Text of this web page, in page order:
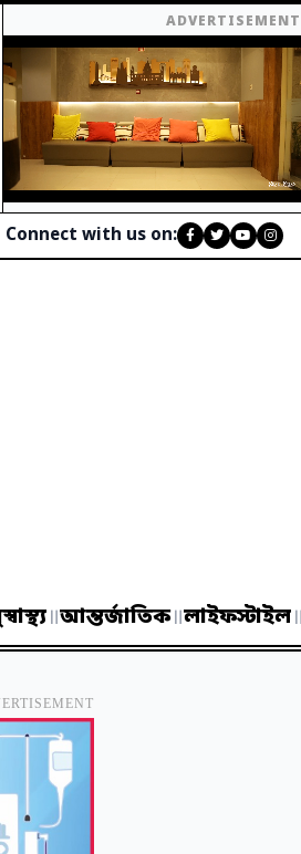
ADVERTISEMENT
Connect with us on:
॥আন্তর্জাতিক॥লাইফস্টাইল